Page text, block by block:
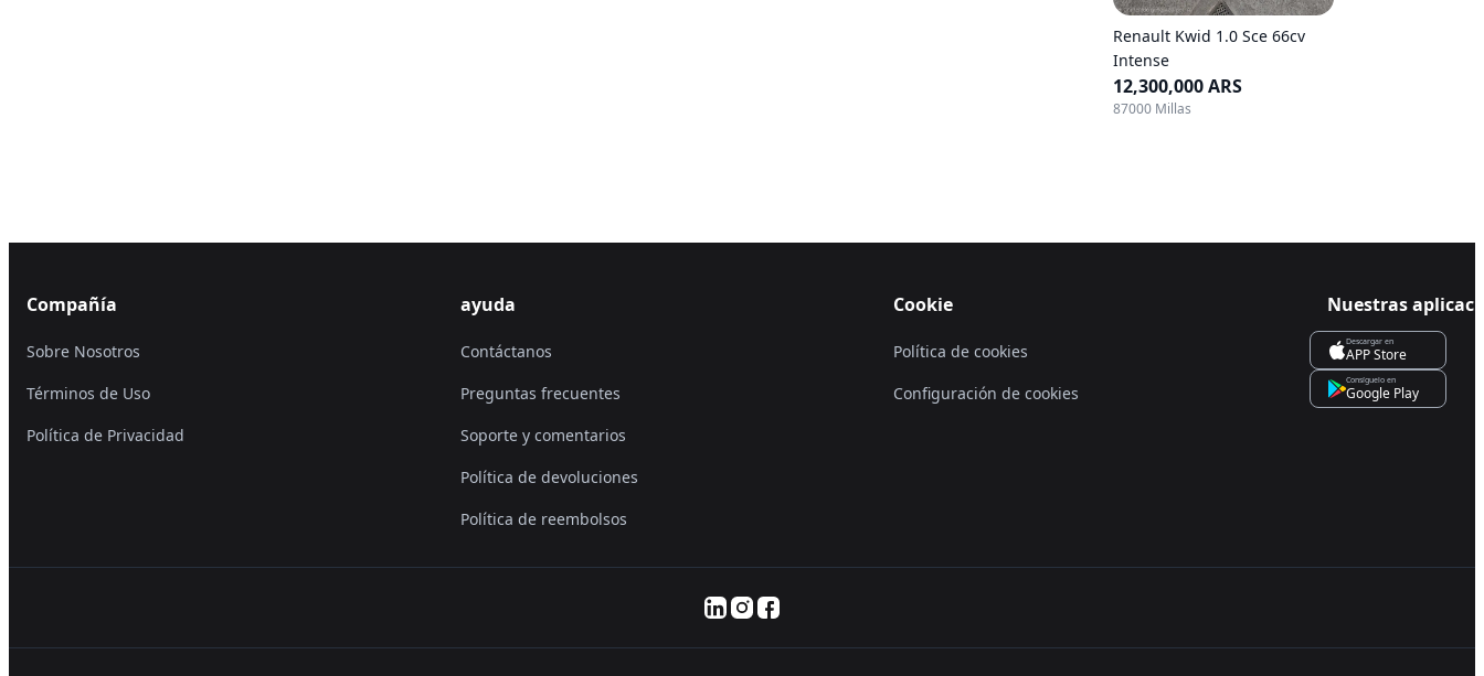
Renault Kwid 1.0 Sce 66cv
Intense
12,300,000 ARS
87000 Millas
Compañía
Sobre Nosotros
Términos de Uso
Política de Privacidad
ayuda
Contáctanos
Preguntas frecuentes
Soporte y comentarios
Política de devoluciones
Política de reembolsos
Cookie
Política de cookies
Configuración de cookies
Nuestras
Descargar en
APP Store
Consíguelo en
Google Play